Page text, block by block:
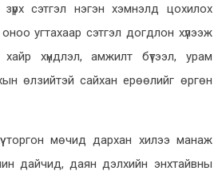
зүрх сэтгэл нэгэн хэмнэлд цохилох
угтахаар сэтгэл догдлон хүлээж
хүндлэл, амжилт бүтээл, урам
өлзийтэй сайхан ерөөлийг өргөн
торгон мөчид дархан хилээ манаж
дайчид, даян дэлхийн энхтайвны